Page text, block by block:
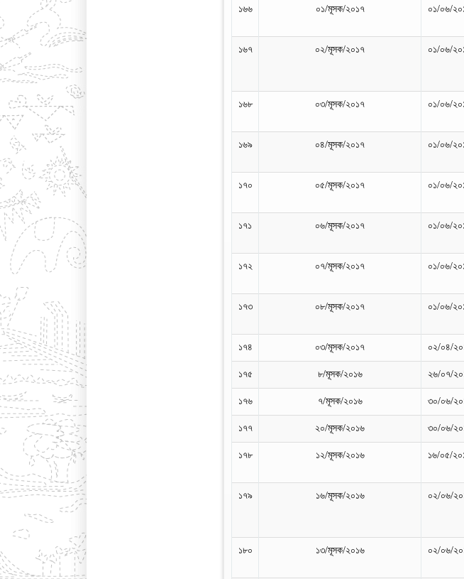
১৬৬ ০১/মূসক/২০১৭ ০১/০৬/
১৬৭ ০২/মূসক/২০১৭ ০১/০৬/
১৬৮ ০৩/মূসক/২০১৭ ০১/০৬/
১৬৯ ০৪/মূসক/২০১৭ ০১/০৬/
১৭০ ০৫/মূসক/২০১৭ ০১/০৬/
১৭১ ০৬/মূসক/২০১৭ ০১/০৬/
১৭২ ০৭/মূসক/২০১৭ ০১/০৬/
১৭৩ ০৮/মূসক/২০১৭ ০১/০৬/
১৭৪ ০৩/মূসক/২০১৭ ০২/০৪/
১৭৫ ৮/মূসক/২০১৬ ২৬/০৭/
১৭৬ ৭/মূসক/২০১৬ ৩০/০৬/
১৭৭ ২০/মূসক/২০১৬ ৩০/০৬/
১৭৮ ১২/মূসক/২০১৬ ১৬/০৫/
১৭৯ ১৬/মূসক/২০১৬ ০২/০৬/
১৮০ ১৩/মূসক/২০১৬ ০২/০৬/